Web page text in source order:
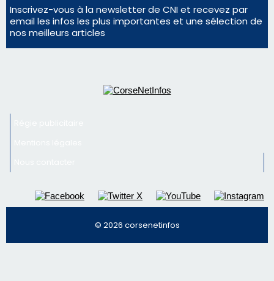
Inscrivez-vous à la newsletter de CNI et recevez par
email les infos les plus importantes et une sélection de
nos meilleurs articles
© 2026 corsenetinfos